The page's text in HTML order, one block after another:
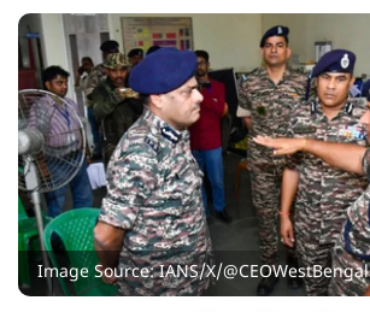
Image Source: IANS/X/@CEOWestBengal